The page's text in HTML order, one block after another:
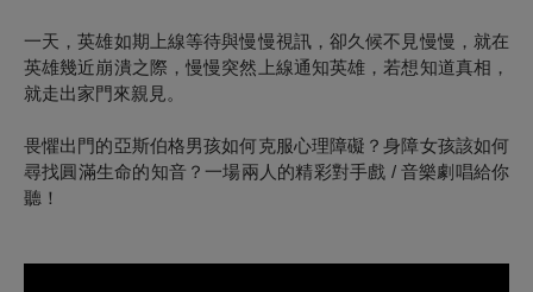
一天，英雄如期上線等待與慢慢視訊，卻久候不見慢慢，就在
英雄幾近崩潰之際，慢慢突然上線通知英雄，若想知道真相，
就走出家門來親見。
畏懼出門的亞斯伯格男孩如何克服心理障礙？身障女孩該如何
尋找圓滿生命的知音？一場兩人的精彩對手戲 / 音樂劇唱給你
聽！